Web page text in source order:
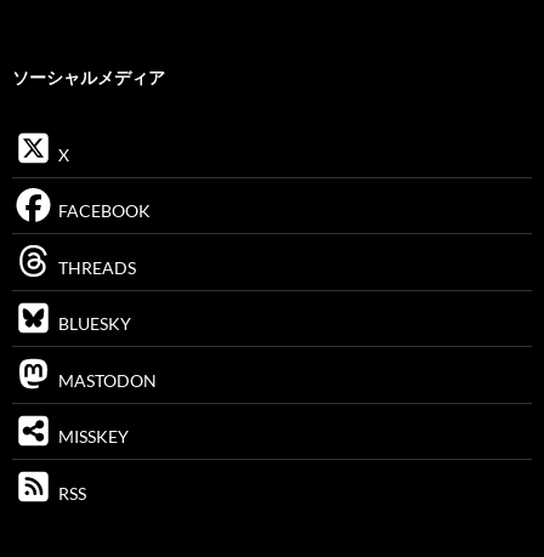
ソーシャルメディア
X
FACEBOOK
THREADS
BLUESKY
MASTODON
MISSKEY
RSS